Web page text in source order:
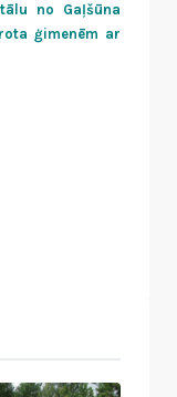
no Gaļšūna
ģimenēm ar